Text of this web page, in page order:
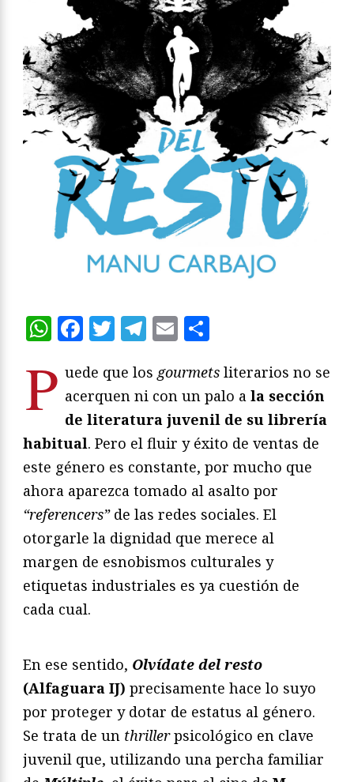
WhatsApp
Facebook
Twitter
Telegram
Email
P uede que los gourmets literarios no se
acerquen ni con un palo a la sección
de literatura juvenil de su librería
habitual. Pero el fluir y éxito de ventas de
este género es constante, por mucho que
ahora aparezca tomado al asalto por
“referencers”de las redes sociales. El
otorgarle la dignidad que merece al
margen de esnobismos culturales y
etiquetas industriales es ya cuestión de
cada cual.
En ese sentido, Olvídate del resto
(Alfaguara IJ) precisamente hace lo suyo
por proteger y dotar de estatus al género.
Se trata de un thrillerpsicológico en clave
juvenil que, utilizando una percha familiar